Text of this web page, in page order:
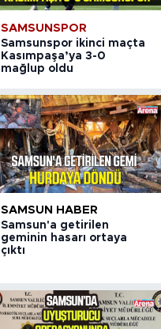
SAMSUNSPOR
Samsunspor ikinci maçta
Kasımpaşa’ya 3-0
mağlup oldu
SAMSUN HABER
Samsun'a getirilen
geminin hasarı ortaya
çıktı